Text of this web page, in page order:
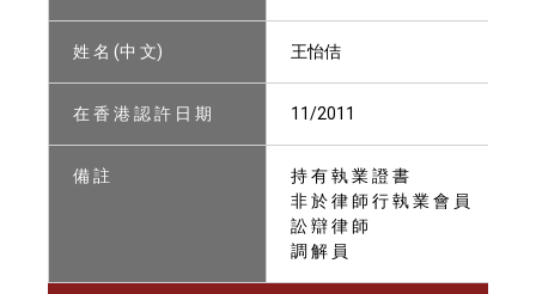
姓 名 (中 文) 王怡佶
在 香 港 認 許 日 期 11/2011
備 註
持 有 執 業 證 書
非 於 律 師 行 執 業 會 員
訟 辯 律 師
調 解 員